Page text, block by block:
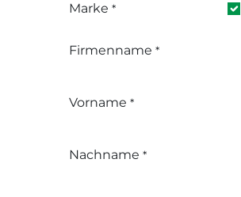
Marke *
Firmenname *
Vorname *
Nachname *